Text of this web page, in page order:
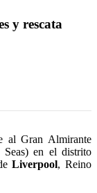
y rescata
al Gran Almirante
en el distrito
Liverpool, Reino